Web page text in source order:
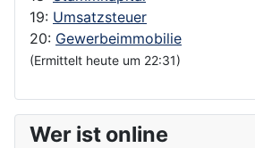
19: Umsatzsteuer
20: Gewerbeimmobilie
(Ermittelt heute um 22:31)
Wer ist online